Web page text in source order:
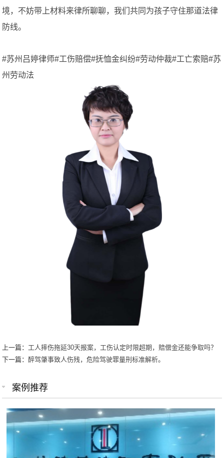
境，不妨带上材料来律所聊聊，我们共同为孩子守住那道法律
防线。
#苏州吕婷律师#工伤赔偿#抚恤金纠纷#劳动仲裁#工亡索赔#苏
州劳动法
上一篇： 工人摔伤拖延30天报案，工伤认定时限超期，赔偿金还能争取吗？
下一篇：醉驾肇事致人伤残，危险驾驶罪量刑标准解析。
案例推荐